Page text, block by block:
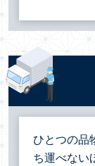
ひとつの品
ち運べない